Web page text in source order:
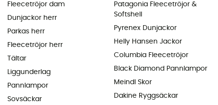
Fleecetröjor dam
Dunjackor herr
Parkas herr
Fleecetröjor herr
Tältar
Liggunderlag
Pannlampor
Sovsäckar
Patagonia Fleecetröjor &
Softshell
Pyrenex Dunjackor
Helly Hansen Jackor
Columbia Fleecetröjor
Black Diamond Pannlampor
Meindl Skor
Dakine Ryggsäckar